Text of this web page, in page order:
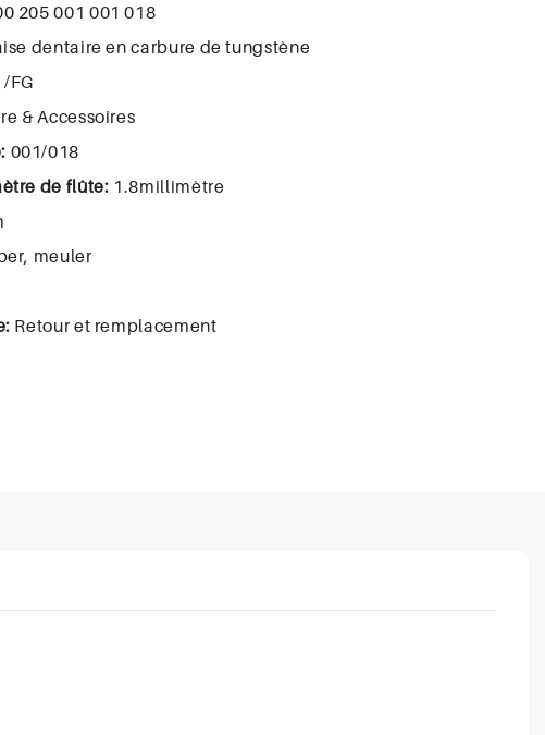
205 001 001 018
dentaire en carbure de tungstène
/FG
& Accessoires
001/018
de flûte: 1.8millimètre
meuler
Retour et remplacement